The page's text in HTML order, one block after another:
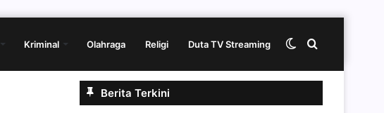
Kriminal Olahraga Religi Duta TV Streaming Cari
Switch
Berita Terkini